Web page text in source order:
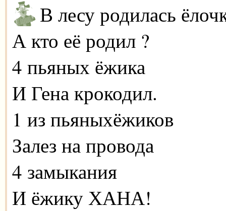
В лесу родилась
А кто её родил ?
4 пьяных ёжика
И Гена крокодил.
1 из пьяныхёжиков
Залез на провода
4 замыкания
И ёжику ХАНА!